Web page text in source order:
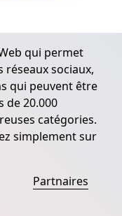
qui permet
sociaux,
qui peuvent être
de 20.000
catégories.
simplement sur
Partnaires